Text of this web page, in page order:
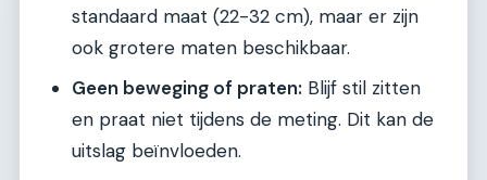
standaard maat (22-32 cm), maar er zijn
ook grotere maten beschikbaar.
Geen beweging of praten: Blijf stil zitten
en praat niet tijdens de meting. Dit kan de
uitslag beïnvloeden.